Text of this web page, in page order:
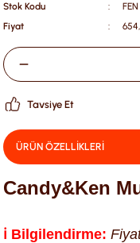
Stok Kodu
Fiyat
Tavsiye Et
ÜRÜN ÖZELLİKLERİ
Candy&Ken
ℹ️ Bilgilendirme: